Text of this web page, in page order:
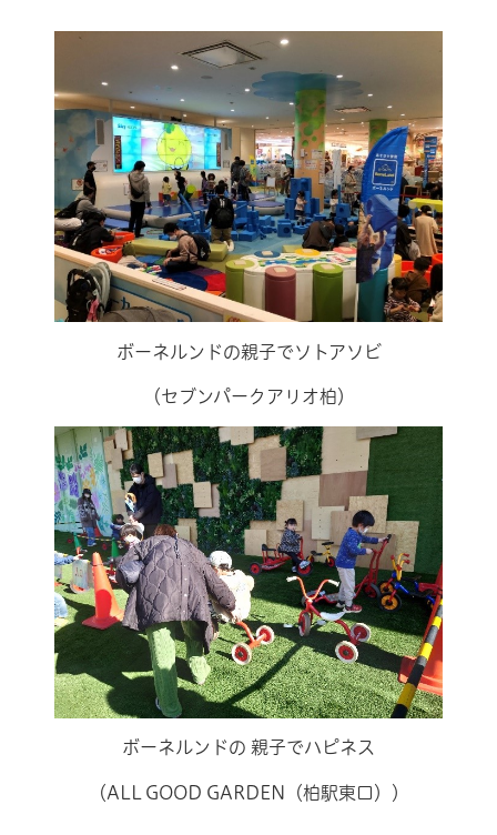
ボーネルンドの親子でソトアソビ
（セブンパークアリオ柏）
ボーネルンドの 親子でハピネス
（ALL GOOD GARDEN（柏駅東口））